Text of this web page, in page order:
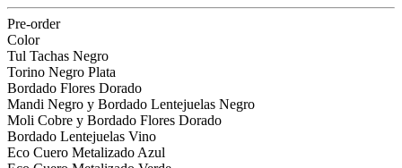
Pre-order
Color
Tul Tachas Negro
Torino Negro Plata
Bordado Flores Dorado
Mandi Negro y Bordado Lentejuelas Negro
Moli Cobre y Bordado Flores Dorado
Bordado Lentejuelas Vino
Eco Cuero Metalizado Azul